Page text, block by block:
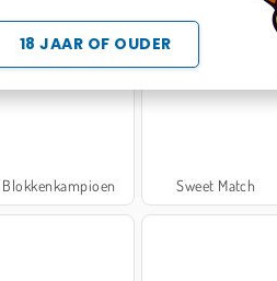
18 JAAR OF OUDER
Blokkenkampioen Sweet Match